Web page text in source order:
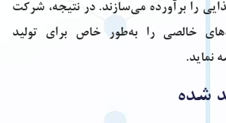
را برآورده می‌سازند. در نتیجه، شرکت
خالصی را به‌طور خاص برای تولید
نماید.
شده